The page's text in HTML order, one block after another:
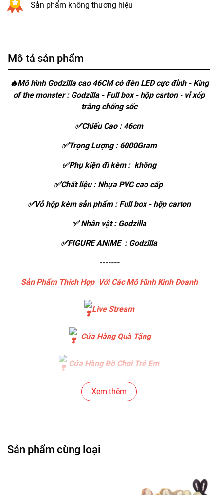
Sản phẩm không thương hiệu
Mô tả sản phẩm
🔥Mô hình Godzilla cao 46CM có đèn LED cực đỉnh - King
of the monster : Godzilla - Full box - hộp carton - vỉ xốp
trắng chống sốc
✅Chiếu Cao : 46cm
✅Trọng Lượng : 6000Gram
✅Phụ kiện đi kèm : không
✅Chất liệu : Nhựa PVC cao cấp
✅Vỏ hộp kèm sản phẩm : Full box - hộp carton
✅ Nhân vật : Godzilla
✅FIGURE ANIME : Godzilla
-------
Sản Phẩm Thích Hợp Với Các Mô Hình Kinh Doanh
Live Stream
Cửa Hàng Quà Tặng
Cửa Hàng Đồ Chơi Trẻ Em
Cửa Hàng Bánh Sinh Nhật
Cửa Hàng Văn Phòng Phẩm
Xem thêm
Sản phẩm cùng loại